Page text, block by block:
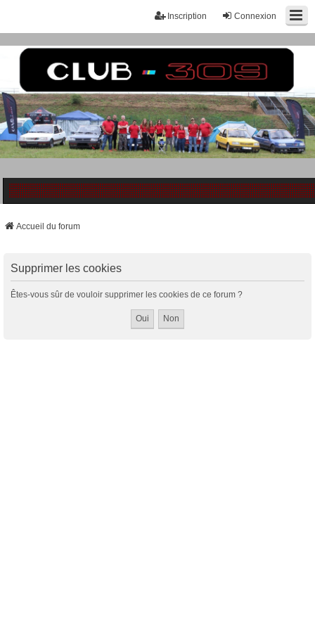
Connexion
Inscription
Accueil du forum
Supprimer les cookies
Êtes-vous sûr de vouloir supprimer les cookies de ce forum ?